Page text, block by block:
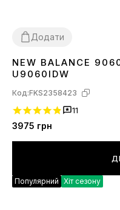
Додати
3637 3839404142 43 44
NEW BALANCE
U9060IDW
Код:FKS2358423
11
3975 грн
Популярний Хіт сезону